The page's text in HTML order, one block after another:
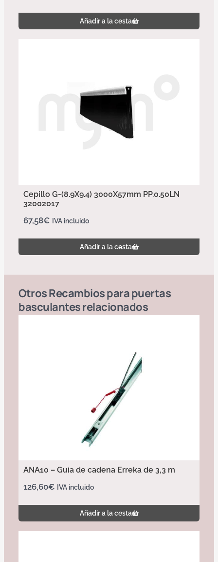
Añadir a la cesta
Cepillo G-(8.9X9.4) 3000X57mm PP.0.50LN
32002017
67,58€ IVA incluido
Añadir a la cesta
OtrosRecambios para puertas
basculantesrelacionados
ANA10 – Guía de cadena Erreka de 3,3 m
126,60€ IVA incluido
Añadir a la cesta